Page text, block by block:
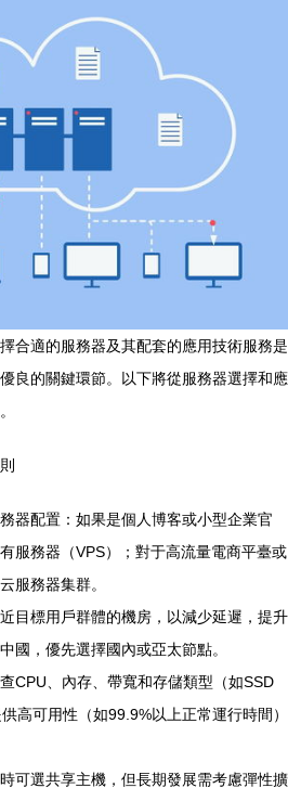
合適的服務器及其配套的應用技術服務是
良的關鍵環節。以下將從服務器選擇和應
器配置：如果是個人博客或小型企業官
服務器（VPS）；對于高流量電商平臺或
服務器集群。
目標用戶群體的機房，以減少延遲，提升
國，優先選擇國內或亞太節點。
CPU、內存、帶寬和存儲類型（如SSD
高可用性（如99.9%以上正常運行時間）
可選共享主機，但長期發展需考慮彈性擴